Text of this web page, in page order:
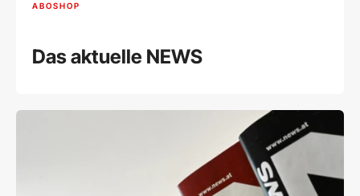
ABOSHOP
Das aktuelle NEWS